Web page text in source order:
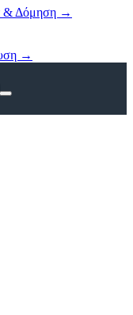
& Δόμηση →
→